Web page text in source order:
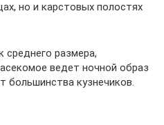
но и карстовых полостях
среднего размера,
ведет ночной образ
большинства кузнечиков.